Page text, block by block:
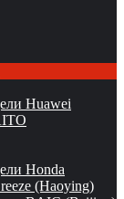
Huawei
Honda
(Haoying)